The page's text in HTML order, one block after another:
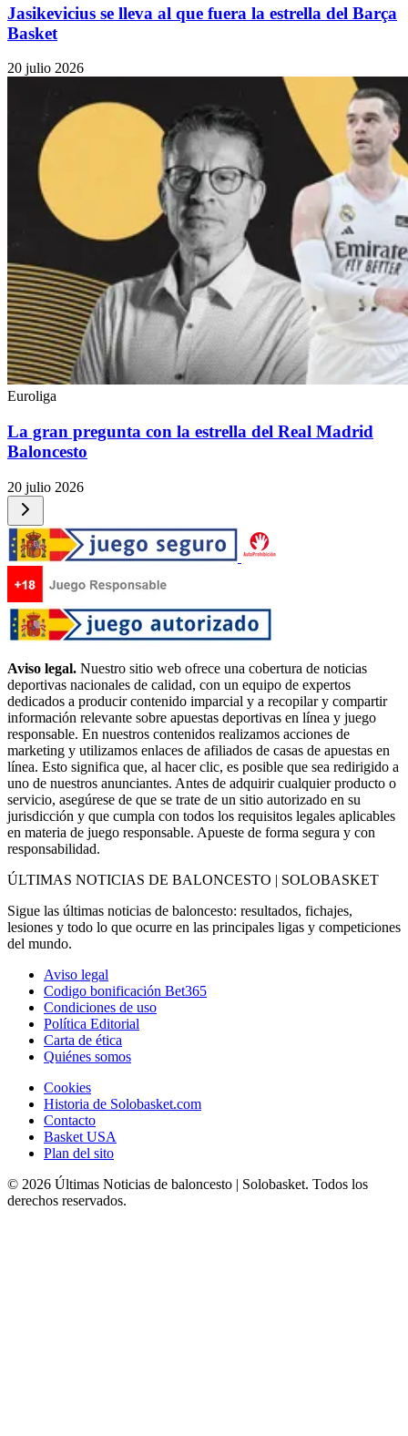
Jasikevicius se lleva al que fuera la estrella del Barça
Basket
20 julio 2026
Euroliga
La gran pregunta con la estrella del Real Madrid
Baloncesto
20 julio 2026
Aviso legal. Nuestro sitio web ofrece una cobertura de noticias
deportivas nacionales de calidad, con un equipo de expertos
dedicados a producir contenido imparcial y a recopilar y compartir
información relevante sobre apuestas deportivas en línea y juego
responsable. En nuestros contenidos realizamos acciones de
marketing y utilizamos enlaces de afiliados de casas de apuestas en
línea. Esto significa que, al hacer clic, es posible que sea redirigido a
uno de nuestros anunciantes. Antes de adquirir cualquier producto o
servicio, asegúrese de que se trate de un sitio autorizado en su
jurisdicción y que cumpla con todos los requisitos legales aplicables
en materia de juego responsable. Apueste de forma segura y con
responsabilidad.
ÚLTIMAS NOTICIAS DE BALONCESTO | SOLOBASKET
Sigue las últimas noticias de baloncesto: resultados, fichajes,
lesiones y todo lo que ocurre en las principales ligas y competiciones
del mundo.
Aviso legal
Codigo bonificación Bet365
Condiciones de uso
Política Editorial
Carta de ética
Quiénes somos
Cookies
Historia de Solobasket.com
Contacto
Basket USA
Plan del sito
© 2026 Últimas Noticias de baloncesto | Solobasket. Todos los
derechos reservados.